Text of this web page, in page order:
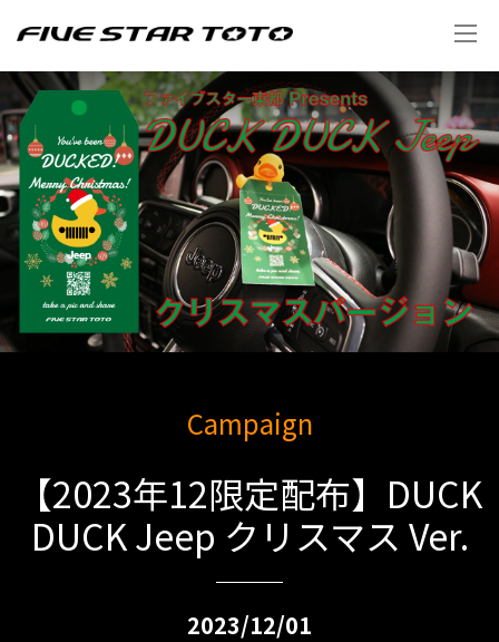
Campaign
【2023年12限定配布】DUCK
DUCK Jeep クリスマス Ver.
2023/12/01